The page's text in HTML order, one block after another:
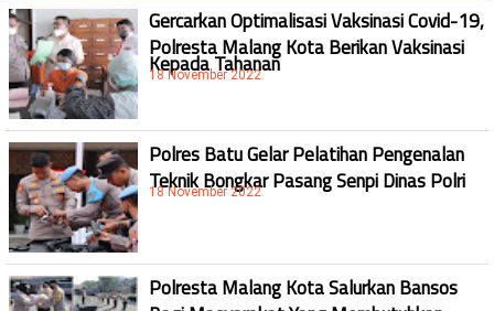
Gercarkan Optimalisasi Vaksinasi Covid-19,
Polresta Malang Kota Berikan Vaksinasi
Kepada Tahanan
18 November 2022
Polres Batu Gelar Pelatihan Pengenalan
Teknik Bongkar Pasang Senpi Dinas Polri
18 November 2022
Polresta Malang Kota Salurkan Bansos